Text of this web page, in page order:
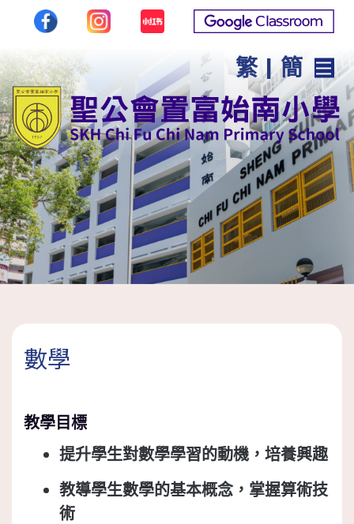
繁 |簡
數學
教學目標
提升學生對數學學習的動機，培養興趣
教導學生數學的基本概念，掌握算術技
術